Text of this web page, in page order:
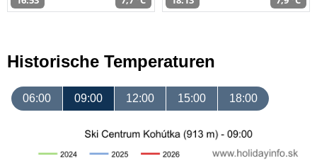
Historische Temperaturen
06:00 09:00 12:00 15:00 18:00